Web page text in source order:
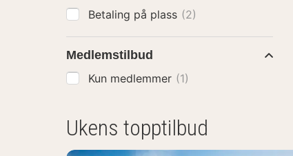
Betaling på plass (2)
Medlemstilbud
Kun medlemmer (1)
Ukens topptilbud